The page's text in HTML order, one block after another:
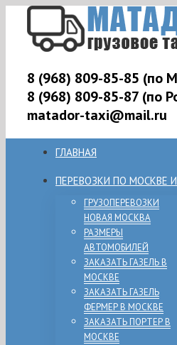
8 (968) 809-85-85 (по
8 (968) 809-85-87 (по
matador-taxi@mail.ru
ГЛАВНАЯ
ПЕРЕВОЗКИ ПО МОСКВЕ
ГРУЗОПЕРЕВОЗКИ
НОВАЯ МОСКВА
РАЗМЕРЫ
АВТОМОБИЛЕЙ
ЗАКАЗАТЬ ГАЗЕЛЬ В
МОСКВЕ
ЗАКАЗАТЬ ГАЗЕЛЬ
ФЕРМЕР В МОСКВЕ
ЗАКАЗАТЬ ПОРТЕР В
МОСКВЕ